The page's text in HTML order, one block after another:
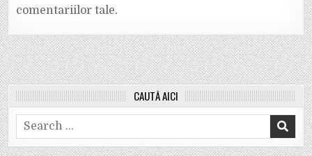
comentariilor tale.
CAUTĂ AICI
Search
for: